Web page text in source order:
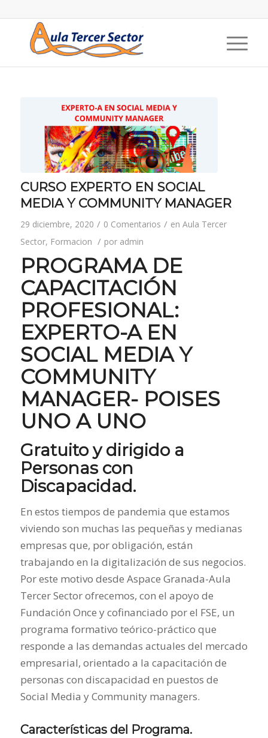
CURSO EXPERTO EN SOCIAL
MEDIA Y COMMUNITY MANAGER
29 diciembre, 2020 / 0 Comentarios / en Aula Tercer
Sector, Formacion / por admin
PROGRAMA DE
CAPACITACIÓN
PROFESIONAL:
EXPERTO-A EN
SOCIAL MEDIA Y
COMMUNITY
MANAGER- POISES
UNO A UNO
Gratuito y dirigido a
Personas con
Discapacidad.
En estos tiempos de pandemia que estamos
viviendo son muchas las pequeñas y medianas
empresas que, por obligación, están
trabajando en la digitalización de sus negocios.
Por este motivo desde Aspace Granada-Aula
Tercer Sector ofrecemos, con el apoyo de
Fundación Once y cofinanciado por el FSE, un
programa formativo teórico-práctico que
responde a las demandas actuales del mercado
empresarial, orientado a la capacitación de
personas con discapacidad en puestos de
Social Media y Community managers.
Características del Programa.